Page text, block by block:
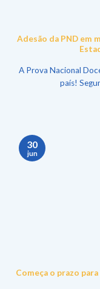
Adesão da PND em
A Prova Nacional
país!
Começa o prazo
30
jun